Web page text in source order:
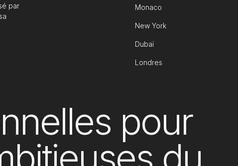
par
Monaco
New York
Dubaï
Londres
pour